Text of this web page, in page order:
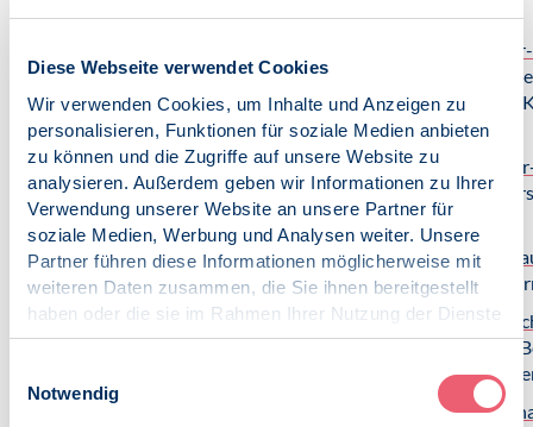
Diese Webseite verwendet Cookies
Wir verwenden Cookies, um Inhalte und Anzeigen zu
personalisieren, Funktionen für soziale Medien anbieten
zu können und die Zugriffe auf unsere Website zu
analysieren. Außerdem geben wir Informationen zu Ihrer
Verwendung unserer Website an unsere Partner für
soziale Medien, Werbung und Analysen weiter. Unsere
Partner führen diese Informationen möglicherweise mit
weiteren Daten zusammen, die Sie ihnen bereitgestellt
haben oder die sie im Rahmen Ihrer Nutzung der Dienste
gesammelt haben.
Notwendig
instahelp.me/de/psychologen/459526673/mag-
Mag. Elisabeth Poisinger: Ich biete als Klinische,
Arbeitspsychologin Unterstützung für die Themen Beruf,
Familie an.
instahelp.me/de/psychologen/139758796/m-sc-
Johannes Lanzinger (M.Sc.): Ängste und Phobien,
Sexualität
instahelp.me/de/psychologen/469458067/mag-stoiber-
Laura Stoiber: Partnerschaft und Sexualität, Beruf und
instahelp.me/de/psychologen/569677195/mag-dr-
annette/
Mag. Dr. Annette Wallisch-Tomasch: Familie,
Karriere – finden Sie zurück zu sich selbst und Ihren
instahelp.me/de/psychologen/979206398/dr-farias-